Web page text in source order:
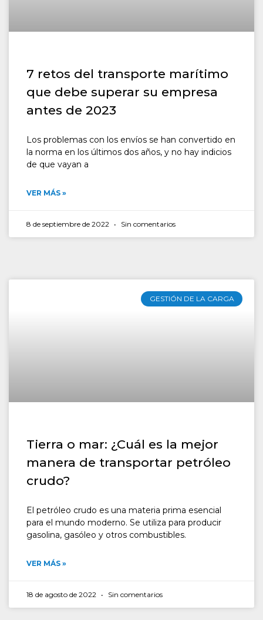
7 retos del transporte marítimo
que debe superar su empresa
antes de 2023
Los problemas con los envíos se han convertido en
la norma en los últimos dos años, y no hay indicios
de que vayan a
VER MÁS »
8 de septiembre de 2022 Sin comentarios
GESTIÓN DE LA CARGA
Tierra o mar: ¿Cuál es la mejor
manera de transportar petróleo
crudo?
El petróleo crudo es una materia prima esencial
para el mundo moderno. Se utiliza para producir
gasolina, gasóleo y otros combustibles.
VER MÁS »
18 de agosto de 2022 Sin comentarios